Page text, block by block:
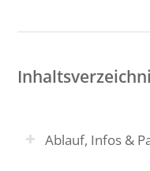
Ablauf, Infos &